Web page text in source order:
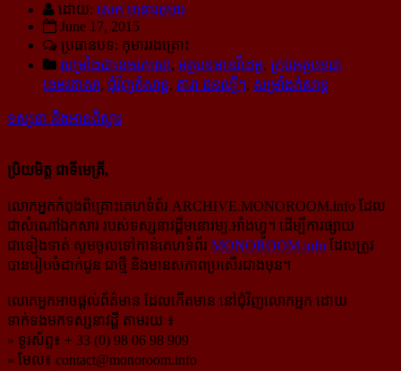
ដោយ: សេក មនោរកុមារ
June 17, 2015
ប្រធានបទ: កុមាររងគ្រោះ
សម្រាំងជាខេមរភាសា, អត្ថបទមានវីដេអូ, គ្រប់អត្ថបទជា
ខេមរភាសា, ជុំវិញកំសាន្ដ, តារា ជនល្បីៗ, សម្រាំងកំសាន្ដ
ទស្សនា និងអានពិស្ដារ
ប្រិយមិត្ត ជាទីមេត្រី,
លោកអ្នកកំពុងពិគ្រោះគេហទំព័រ ARCHIVE.MONOROOM.info ដែល
ជាសំណៅឯកសារ របស់ទស្សនាវដ្ដីមនោរម្យ.អាំងហ្វូ។ ដើម្បីការផ្សាយ
ជាទៀងទាត់ សូមចូលទៅកាន់​គេហទំព័រ MONOROOM.info ដែលត្រូវ
បានរៀបចំដាក់ជូន ជាថ្មី និងមានសភាពប្រសើរជាងមុន។
លោកអ្នកអាចផ្ដល់ព័ត៌មាន ដែលកើតមាន នៅជុំវិញលោកអ្នក ដោយ
ទាក់ទងមកទស្សនាវដ្ដី តាមរយៈ៖
» ទូរស័ព្ទ៖ + 33 (0) 98 06 98 909
» មែល៖ contact@monoroom.info